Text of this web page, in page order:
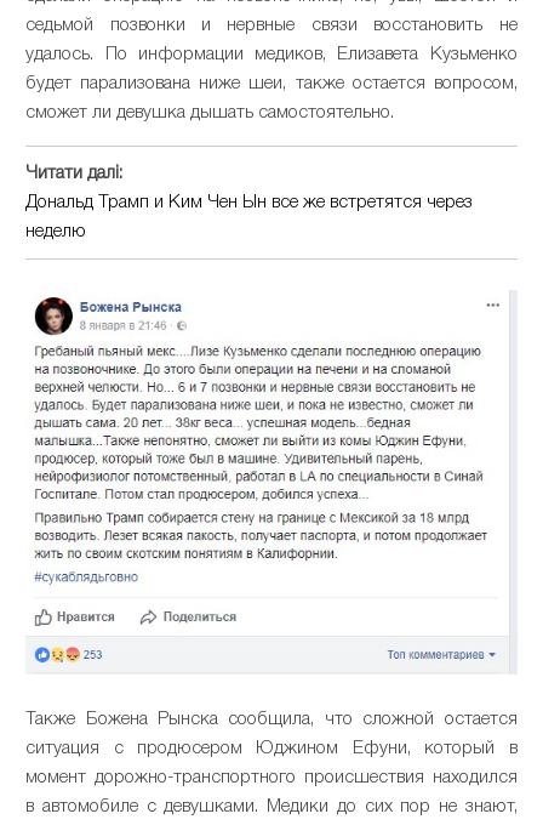
седьмой позвонки и нервные связи восстановить не
удалось. По информации медиков, Елизавета Кузьменко
будет парализована ниже шеи, также остается вопросом,
сможет ли девушка дышать самостоятельно.
Читати далі:
Дональд Трамп и Ким Чен Ын все же встретятся через
неделю
Также Божена Рынска сообщила, что сложной остается
ситуация с продюсером Юджином Ефуни, который в
момент дорожно-транспортного происшествия находился
в автомобиле с девушками. Медики до сих пор не знают,